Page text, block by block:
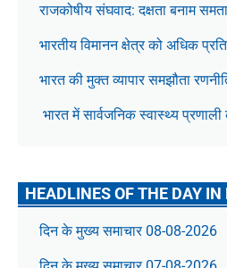
राजकोषीय संघवाद: दक्षता बनाम
भारतीय विमानन क्षेत्र को अधिक
भारत की मुक्त व्यापार समझौता
भारत में सार्वजनिक स्वास्थ्य
HEADLINES OF THE DAY IN
दिन के मुख्य समाचार 08-08-2026